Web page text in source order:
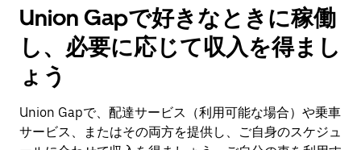
ン
で
カ
ン
ー
を
Union Gapで好きなときに稼働
し、必要に応じて収入を得まし
ょう
Union Gapで、配達サービス（利用可能な場合）や乗車
サービス、またはその両方を提供し、ご自身のスケジュ